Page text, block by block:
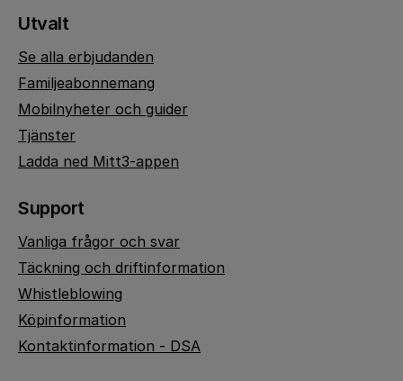
Utvalt
Se alla erbjudanden
Familjeabonnemang
Mobilnyheter och guider
Tjänster
Ladda ned Mitt3-appen
Support
Vanliga frågor och svar
Täckning och driftinformation
Whistleblowing
Köpinformation
Kontaktinformation - DSA